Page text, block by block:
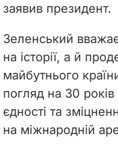
заявив президент.
Зеленський
на історії, а й
майбутнього
погляд на 30
єдності та
на міжнародній